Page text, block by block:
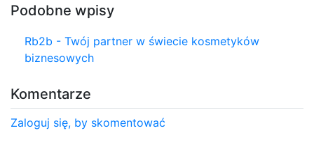
Podobne wpisy
Rb2b - Twój partner w świecie kosmetyków
biznesowych
Komentarze
Zaloguj się, by skomentować